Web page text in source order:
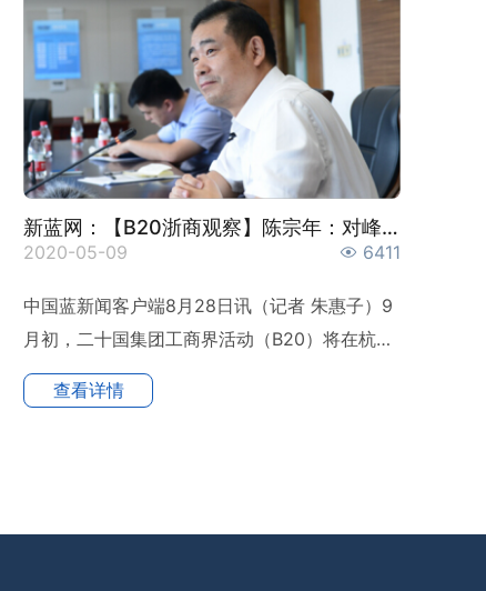
新蓝网：【B20浙商观察】陈宗年：对峰会有一种“获得...
2020-05-09 6411
中国蓝新闻客户端8月28日讯（记者 朱惠子）9
月初，二十国集团工商界活动（B20）将在杭州
举行，国内安防行业...
查看详情